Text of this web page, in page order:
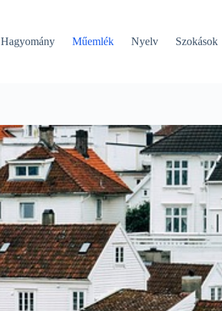
Hagyomány Műemlék Nyelv Szokások